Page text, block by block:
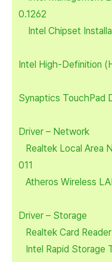
0.1262
Intel Chipset
Intel High-Definition
Synaptics TouchPad
Driver – Network
Realtek Local Area
011
Atheros Wireless
Driver – Storage
Realtek Card
Intel Rapid Storage